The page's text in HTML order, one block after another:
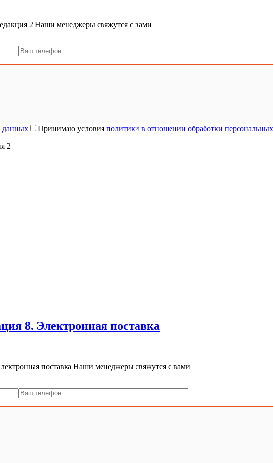
2 Наши менеджеры свяжутся с вами
данных Принимаю условия политики в отношении обработки
8. Электронная поставка
поставка Наши менеджеры свяжутся с вами